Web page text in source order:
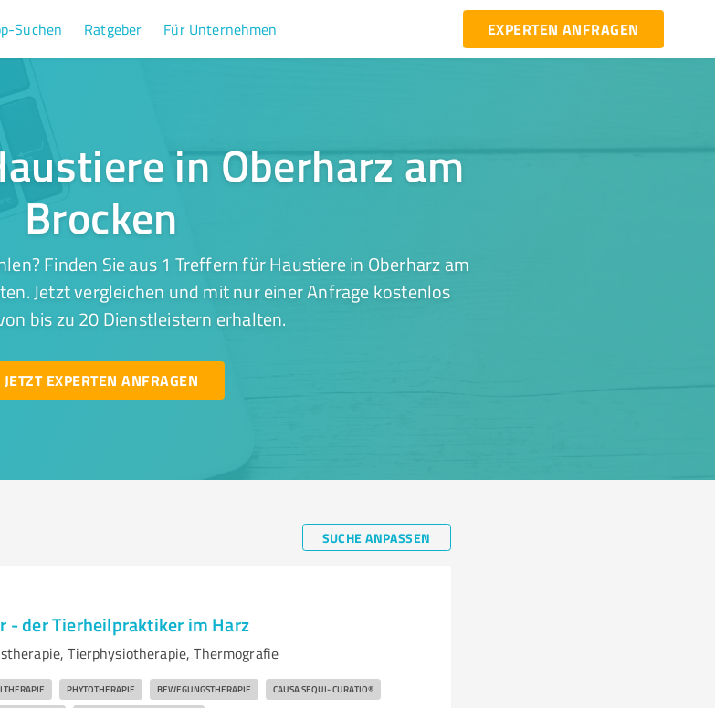
Suchen Ratgeber Für Unternehmen EXPERTEN ANFRAGEN
in Oberharz am
Brocken
Finden Sie aus 1 Treffern für Haustiere in Oberharz am
Jetzt vergleichen und mit nur einer Anfrage kostenlos
bis zu 20 Dienstleistern erhalten.
JETZT EXPERTEN ANFRAGEN
SUCHE ANPASSEN
- der Tierheilpraktiker im Harz
Tierphysiotherapie, Thermografie
PHYTOTHERAPIE BEWEGUNGSTHERAPIE CAUSA SEQUI- CURATIO®